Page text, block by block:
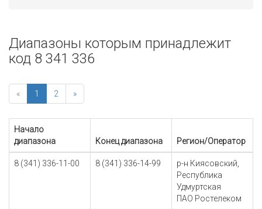
Диапазоны которым принадлежит
код 8 341 336
« 1 2 »
Начало
диапазона
Конец диапазона Регион/Оператор
8 (341) 336-11-00 8 (341) 336-14-99
р-н Киясовский,
Республика
Удмуртская
ПАО Ростелеком